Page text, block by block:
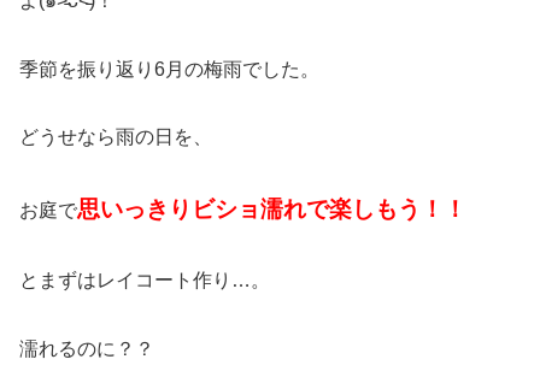
季節を振り返り6月の梅雨でした。
どうせなら雨の日を、
お庭で思いっきりビショ濡れで楽しもう！！
とまずはレイコート作り…。
濡れるのに？？